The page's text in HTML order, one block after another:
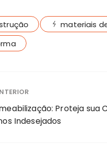
materiais
Proteja sua
Indesejados